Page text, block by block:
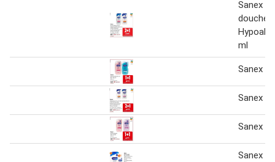
Sanex
ml
Sanex
Sanex
Sanex
Sanex